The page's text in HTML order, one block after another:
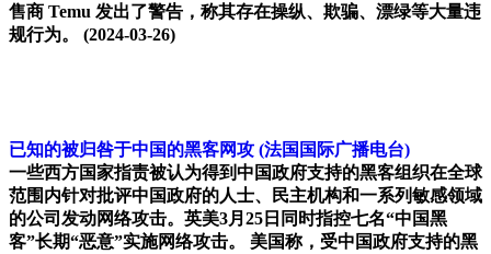
售商 Temu 发出了警告，称其存在操纵、欺骗、漂绿等大量违
规行为。 (2024-03-26)
已知的被归咎于中国的黑客网攻 (法国国际广播电台)
一些西方国家指责被认为得到中国政府支持的黑客组织在全球
范围内针对批评中国政府的人士、民主机构和一系列敏感领域
的公司发动网络攻击。英美3月25日同时指控七名“中国黑
客”长期“恶意”实施网络攻击。 美国称，受中国政府支持的黑